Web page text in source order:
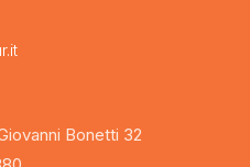
Bonetti 32